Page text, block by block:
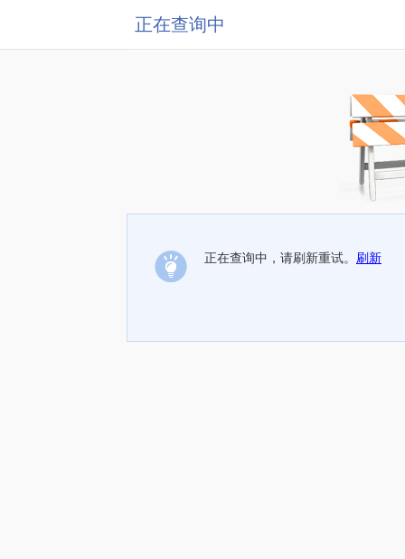
正在查询中
正在查询中，请刷新重试。 刷新